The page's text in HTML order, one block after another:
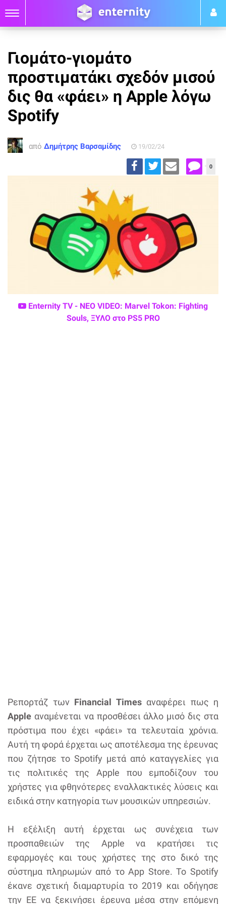
Γιομάτο-γιομάτο
προστιματάκι σχεδόν μισού
δις θα «φάει» η Apple λόγω
Spotify
από Δημήτρης Βαρσαμίδης 19/02/24
0
Enternity TV - ΝΕΟ VIDEO: Marvel Tokon: Fighting
Souls, ΞΥΛΟ στο PS5 PRO
Ρεπορτάζ των Financial Timesαναφέρει πως η
Apple αναμένεται να προσθέσει άλλο μισό δις στα
πρόστιμα που έχει «φάει» τα τελευταία χρόνια.
Αυτή τη φορά έρχεται ως αποτέλεσμα της έρευνας
που ζήτησε το Spotify μετά από καταγγελίες για
τις πολιτικές της Apple που εμποδίζουν του
χρήστες για φθηνότερες εναλλακτικές λύσεις και
ειδικά στην κατηγορία των μουσικών υπηρεσιών.
Η εξέλιξη αυτή έρχεται ως συνέχεια των
προσπαθειών της Apple να κρατήσει τις
εφαρμογές και τους χρήστες της στο δικό της
σύστημα πληρωμών από το App Store. Το Spotify
έκανε σχετική διαμαρτυρία το 2019 και οδήγησε
την ΕΕ να ξεκινήσει έρευνα μέσα στην επόμενη